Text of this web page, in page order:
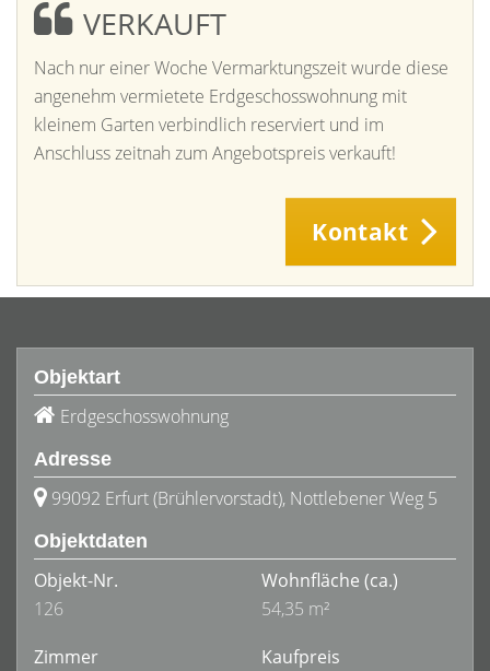
VERKAUFT
Nach nur einer Woche Vermarktungszeit wurde diese
angenehm vermietete Erdgeschosswohnung mit
kleinem Garten verbindlich reserviert und im
Anschluss zeitnah zum Angebotspreis verkauft!
Kontakt
Objektart
Erdgeschosswohnung
Adresse
99092 Erfurt (Brühlervorstadt), Nottlebener Weg 5
Objektdaten
Objekt-Nr.
126
Wohnfläche (ca.)
54,35 m²
Zimmer
Kaufpreis